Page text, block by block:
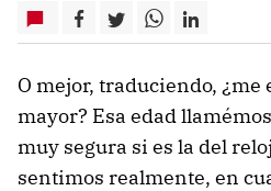
O mejor, traduciendo, ¿me
mayor? Esa edad
muy segura si es la del
sentimos realmente, en